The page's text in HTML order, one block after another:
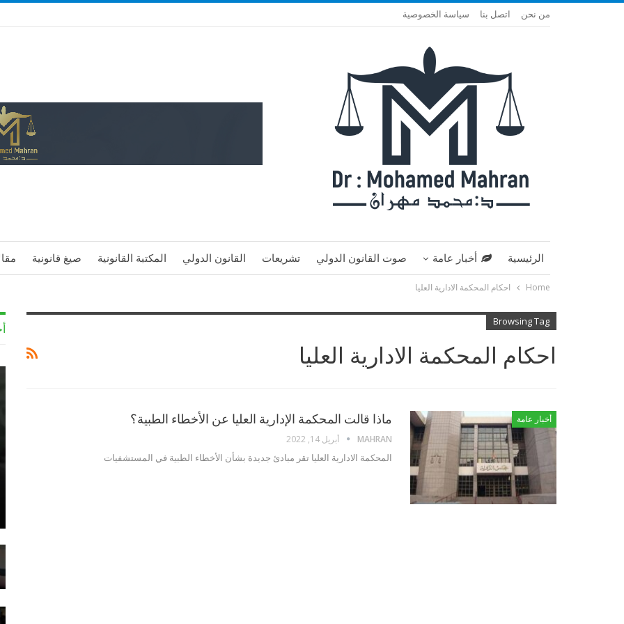
من نحن اتصل بنا سياسة الخصوصية
الرئيسية أخبار عامة صوت القانون الدولي تشريعات القانون الدولي المكتبة القانونية صيغ قانونية
Home احكام المحكمة الادارية العليا
Browsing Tag
احكام المحكمة الادارية العليا
أخبار عامة ماذا قالت المحكمة الإدارية العليا عن الأخطاء الطبية؟
MAHRAN أبريل 14, 2022
المحكمة الادارية العليا تقر مبادئ جديدة بشأن الأخطاء الطبية في المستشفيات